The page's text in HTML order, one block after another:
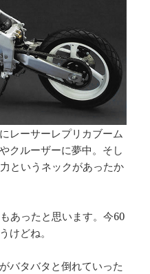
レーサーレプリカブーム
クルーザーに夢中。そし
というネックがあったか
あったと思います。今60
けどね。
バタバタと倒れていった